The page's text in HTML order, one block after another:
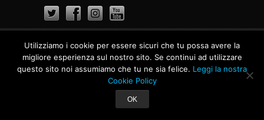
Utilizziamo i cookie per essere sicuri che tu possa avere la
migliore esperienza sul nostro sito. Se continui ad utilizzare
questo sito noi assumiamo che tu ne sia felice. Leggi la nostra
Cookie Policy
OK